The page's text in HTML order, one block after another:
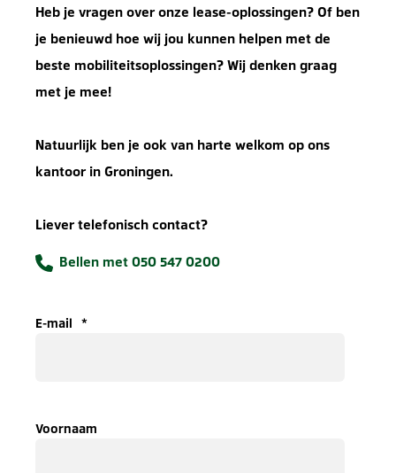
Heb je vragen over onze lease-oplossingen? Of ben
je benieuwd hoe wij jou kunnen helpen met de
beste mobiliteitsoplossingen? Wij denken graag
met je mee!
Natuurlijk ben je ook van harte welkom op ons
kantoor in Groningen.
Liever telefonisch contact?
Bellen met 050 547 0200
E-mail *
Voornaam